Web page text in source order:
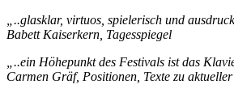
„..glasklar, virtuos, spielerisch und
Babett Kaiserkern, Tagesspiegel
„..ein Höhepunkt des Festivals ist das
Carmen Gräf, Positionen, Texte zu